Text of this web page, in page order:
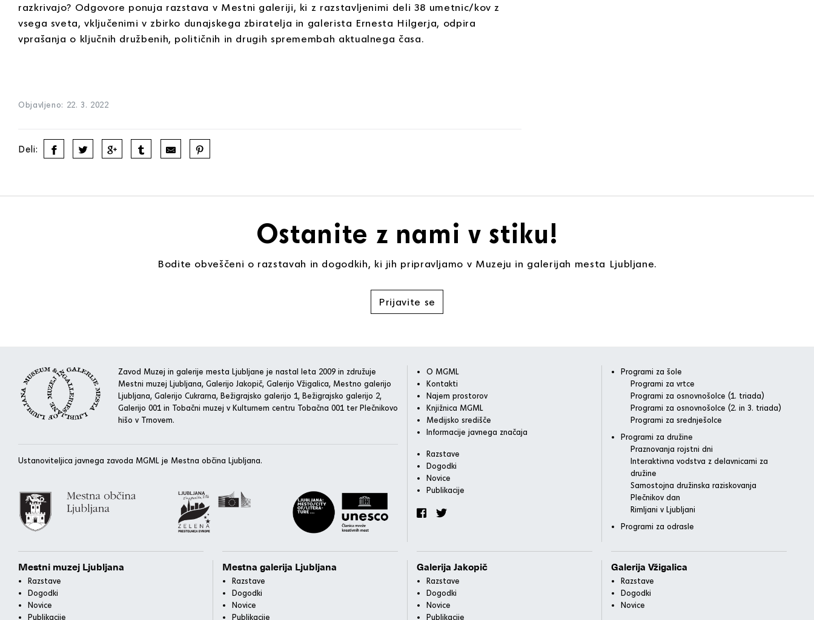
razkrivajo? Odgovore ponuja razstava v Mestni galeriji, ki z razstavljenimi deli 38 umetnic/kov z
vsega sveta, vključenimi v zbirko dunajskega zbiratelja in galerista Ernesta Hilgerja, odpira
vprašanja o ključnih družbenih, političnih in drugih spremembah aktualnega časa.
Objavljeno: 22. 3. 2022
Deli:
Ostanite z nami v stiku!
Bodite obveščeni o razstavah in dogodkih, ki jih pripravljamo v Muzeju in galerijah mesta Ljubljane.
Prijavite se
Zavod Muzej in galerije mesta Ljubljane je nastal leta 2009 in združuje
Mestni muzej Ljubljana, Galerijo Jakopič, Galerijo Vžigalica, Mestno galerijo
Ljubljana, Galerijo Cukrarna, Bežigrajsko galerijo 1, Bežigrajsko galerijo 2,
Galerijo 001 in Tobačni muzej v Kulturnem centru Tobačna 001 ter Plečnikovo
hišo v Trnovem.
Ustanoviteljica javnega zavoda MGML je Mestna občina Ljubljana.
O MGML
Kontakti
Najem prostorov
Knjižnica MGML
Medijsko središče
Informacije javnega značaja
Razstave
Dogodki
Novice
Publikacije
Programi za šole
Programi za vrtce
Programi za osnovnošolce (1. triada)
Programi za osnovnošolce (2. in 3. triada)
Programi za srednješolce
Programi za družine
Praznovanja rojstni dni
Interaktivna vodstva z delavnicami za
družine
Samostojna družinska raziskovanja
Plečnikov dan
Rimljani v Ljubljani
Programi za odrasle
Mestni muzej Ljubljana
Razstave
Dogodki
Novice
Publikacije
Mestna galerija Ljubljana
Razstave
Dogodki
Novice
Publikacije
Galerija Jakopič
Razstave
Dogodki
Novice
Publikacije
Galerija Vžigalica
Razstave
Dogodki
Novice